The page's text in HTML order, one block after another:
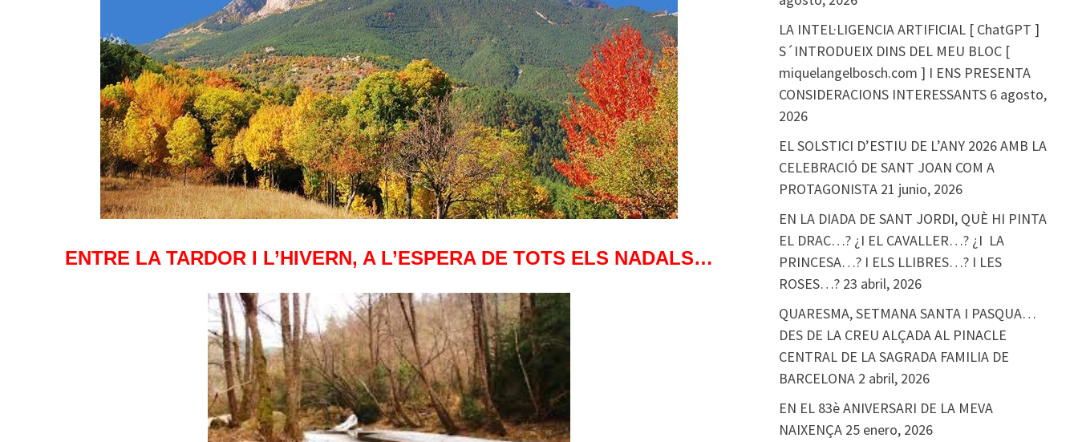
ENTRE LA TARDOR I L’HIVERN, A L’ESPERA DE TOTS ELS NADALS…
LA INTEL·LIGENCIA ARTIFICIAL [ ChatGPT ]
S´INTRODUEIX DINS DEL MEU BLOC [
miquelangelbosch.com ] I ENS PRESENTA
CONSIDERACIONS INTERESSANTS 6 agosto,
2026
EL SOLSTICI D’ESTIU DE L’ANY 2026 AMB LA
CELEBRACIÓ DE SANT JOAN COM A
PROTAGONISTA 21 junio, 2026
EN LA DIADA DE SANT JORDI, QUÈ HI PINTA
EL DRAC…? ¿I EL CAVALLER…? ¿I LA
PRINCESA…? I ELS LLIBRES…? I LES
ROSES…? 23 abril, 2026
QUARESMA, SETMANA SANTA I PASQUA…
DES DE LA CREU ALÇADA AL PINACLE
CENTRAL DE LA SAGRADA FAMILIA DE
BARCELONA 2 abril, 2026
EN EL 83è ANIVERSARI DE LA MEVA
NAIXENÇA 25 enero, 2026